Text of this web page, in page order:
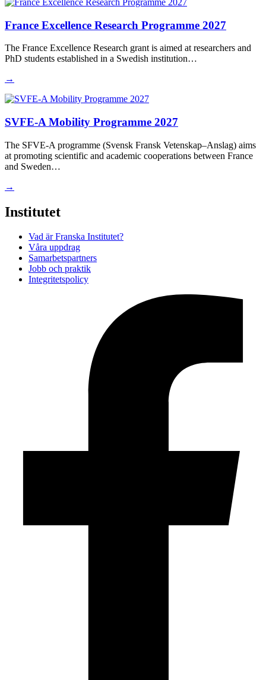
France Excellence Research Programme 2027
The France Excellence Research grant is aimed at researchers and
PhD students established in a Swedish institution…
→
SVFE-A Mobility Programme 2027
The SFVE-A programme (Svensk Fransk Vetenskap–Anslag) aims
at promoting scientific and academic cooperations between France
and Sweden…
→
Institutet
Vad är Franska Institutet?
Våra uppdrag
Samarbetspartners
Jobb och praktik
Integritetspolicy